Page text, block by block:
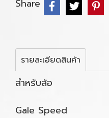
Share
รายละเอียดสินค้า
สำหรับล้อ
Gale Speed